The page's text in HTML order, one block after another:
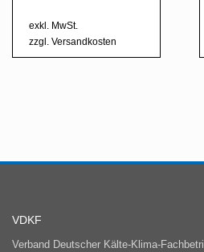
exkl. MwSt.
zzgl. Versandkosten
VDKF
Verband Deutscher Kälte-Klima-